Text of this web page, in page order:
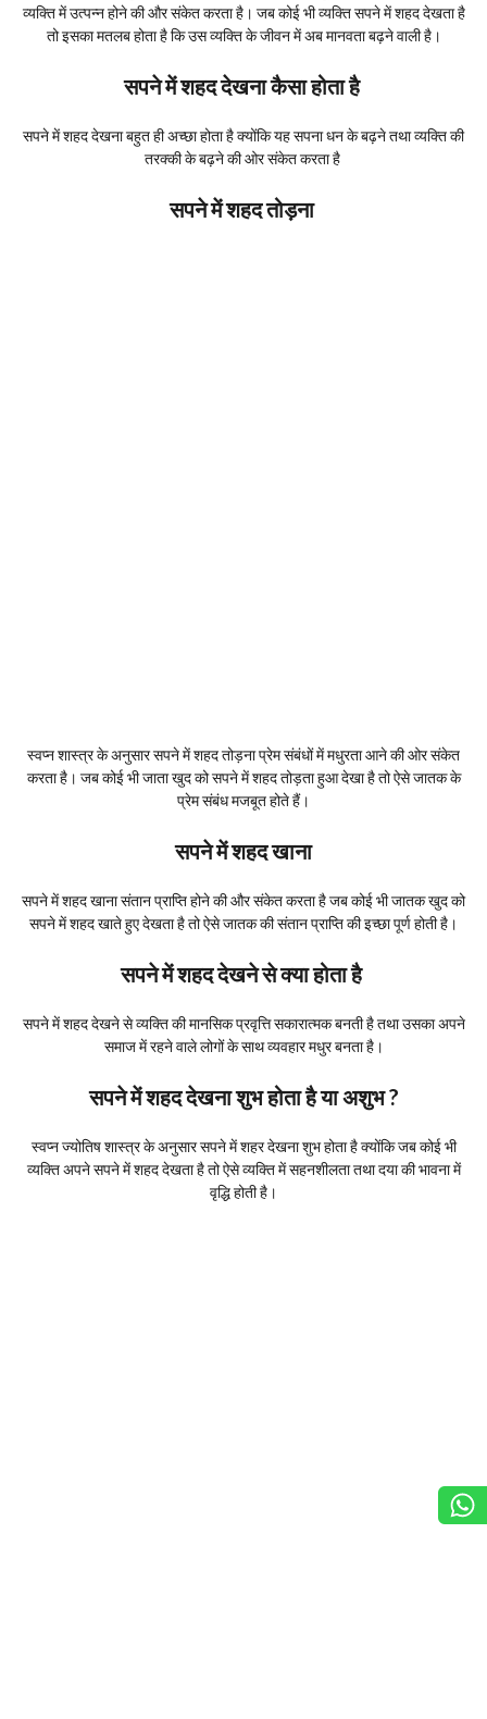
व्यक्ति में उत्पन्न होने की और संकेत करता है। जब कोई भी व्यक्ति सपने में शहद देखता है
तो इसका मतलब होता है कि उस व्यक्ति के जीवन में अब मानवता बढ़ने वाली है।
सपने में शहद देखना कैसा होता है
सपने में शहद देखना बहुत ही अच्छा होता है क्योंकि यह सपना धन के बढ़ने तथा व्यक्ति की
तरक्की के बढ़ने की ओर संकेत करता है ‌
सपने में शहद तोड़ना
स्वप्न शास्त्र के अनुसार सपने में शहद तोड़ना प्रेम संबंधों में मधुरता आने की ओर संकेत
करता है। जब कोई भी जाता खुद को सपने में शहद तोड़ता हुआ देखा है तो ऐसे जातक के
प्रेम संबंध मजबूत होते हैं।
सपने में शहद खाना
सपने में शहद खाना संतान प्राप्ति होने की और संकेत करता है जब कोई भी जातक खुद को
सपने में शहद खाते हुए देखता है तो ऐसे जातक की संतान प्राप्ति की इच्छा पूर्ण होती है।
सपने में शहद देखने से क्या होता है
सपने में शहद देखने से व्यक्ति की मानसिक प्रवृत्ति सकारात्मक बनती है तथा उसका अपने
समाज में रहने वाले लोगों के साथ व्यवहार मधुर बनता है।
सपने में शहद देखना शुभ होता है या अशुभ ?
स्वप्न ज्योतिष शास्त्र के अनुसार सपने में शहर देखना शुभ होता है क्योंकि जब कोई भी
व्यक्ति अपने सपने में शहद देखता है तो ऐसे व्यक्ति में सहनशीलता तथा दया की भावना में
वृद्धि होती है।